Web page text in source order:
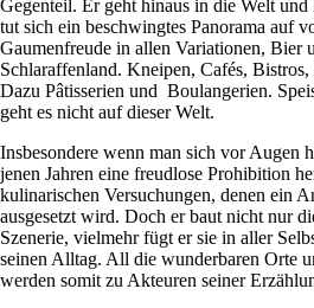
Gegenteil. Er geht hinaus in die Welt
tut sich ein beschwingtes Panorama auf
Gaumenfreude in allen Variationen, Bier
Schlaraffenland. Kneipen, Cafés, Bistros,
Dazu Pâtisserien und Boulangerien.
geht es nicht auf dieser Welt.
Insbesondere wenn man sich vor Augen
jenen Jahren eine freudlose Prohibition
kulinarischen Versuchungen, denen ein
ausgesetzt wird. Doch er baut nicht nur
Szenerie, vielmehr fügt er sie in aller
seinen Alltag. All die wunderbaren Orte
werden somit zu Akteuren seiner